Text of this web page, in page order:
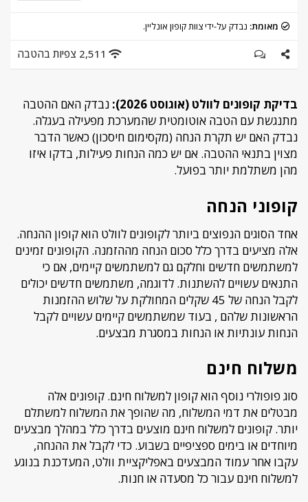
מאומת: נבדק על-ידי צוות קופון אונליין.
2,511 צפיות בהטבה
בדיקת קופונים לוולט (אוגוסט 2026):
נבדק האם ההטבה
מתנגשת עם הטבה אוטומטית שהמערכת מפעילה בעגלה.
נבדק האם יש תקרת הנחה (מקסימום חיסכון) כאשר הדבר
מצוין בתנאי ההטבה. אם יש כמה הנחות פעילות, בדקו איזו
מהן משתלמת יותר בפועל.
קופוני הנחה
אחד הסוגים הנפוצים ביותר לקופונים לוולט הוא קופון ההנחה.
אלה מציעים בדרך כלל סכום הנחה מההזמנה. הקופונים זמינים
למשתמשים חדשים וחלקם גם למשתמשים קיימים, אם כי
התנאים עשויים להשתנות. לדוגמה, משתמשים חדשים יכולים
לקבל הנחה של 45 שקלים המחולקת על שלוש ההזמנות
הראשונות שלהם , בעוד שמשתמשים קיימים עשויים לקבל
הנחות עונתיות או הנחות במסגרת מבצעים.
משלוח חינם
סוג פופולרי נוסף הוא קופון למשלוח חינם. קופונים אלה
מבטלים את דמי המשלוח, מה שהופך את המשלוח למשתלם
יותר. קופונים למשלוח חינם מוצעים בדרך כלל במהלך מבצעים
מיוחדים או בימים ספציפיים בשבוע. כדי לקבל את ההנחה,
עקבו אחר עמוד המבצעים באפליקציית וולט, המעדכנת בנוגע
למשלוח חינם עבור כל מסעדה או חנות.